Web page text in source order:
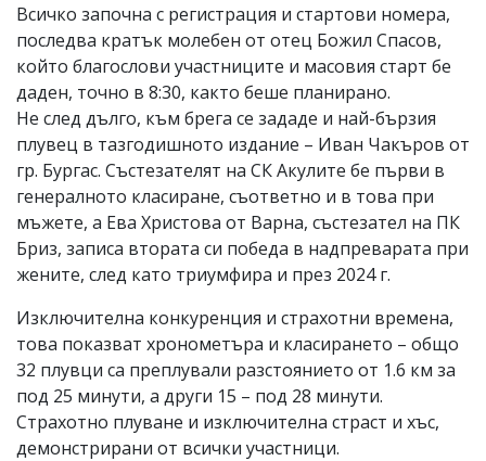
Всичко започна с регистрация и стартови номера,
последва кратък молебен от отец Божил Спасов,
който благослови участниците и масовия старт бе
даден, точно в 8:30, както беше планирано.
Не след дълго, към брега се зададе и най-бързия
плувец в тазгодишното издание – Иван Чакъров от
гр. Бургас. Състезателят на СК Акулите бе първи в
генералното класиране, съответно и в това при
мъжете, а Ева Христова от Варна, състезател на ПК
Бриз, записа втората си победа в надпреварата при
жените, след като триумфира и през 2024 г.
Изключителна конкуренция и страхотни времена,
това показват хронометъра и класирането – общо
32 плувци са преплували разстоянието от 1.6 км за
под 25 минути, а други 15 – под 28 минути.
Страхотно плуване и изключителна страст и хъс,
демонстрирани от всички участници.